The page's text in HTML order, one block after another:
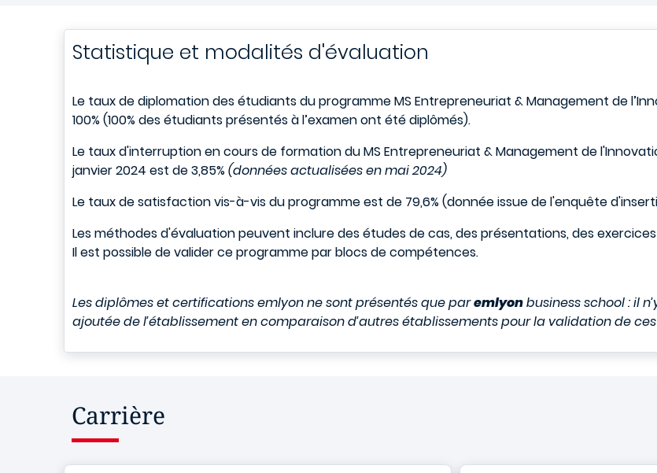
Statistique et modalités d'évaluation
Le taux de diplomation des étudiants du programme MS Entrepreneuriat & Management de
100% (100% des étudiants présentés à l’examen ont été diplômés).
Le taux d'interruption en cours de formation du MS Entrepreneuriat & Management de
janvier 2024 est de 3,85%(données actualisées en mai 2024)
Le taux de satisfaction vis-à-vis du programme est de 79,6% (donnée issue de l'enquête
Les méthodes d'évaluation peuvent inclure des études de cas, des présentations, des
Il est possible de valider ce programme par blocs de compétences.
Les diplômes et certifications emlyon ne sont présentés que paremlyonbusiness school : il
ajoutée de l’établissement en comparaison d’autres établissements pour la validation de
Carrière